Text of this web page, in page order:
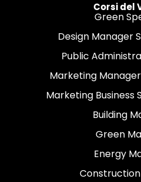
Corsi del
Green
Design Manager
Public
Marketing
Marketing Business
Building
Green
Energy